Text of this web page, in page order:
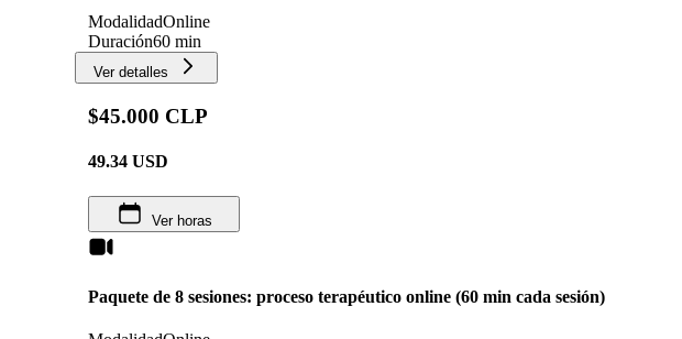
ModalidadOnline
Duración60 min
Ver detalles
$45.000 CLP
49.34 USD
Ver horas
Paquete de 8 sesiones: proceso terapéutico online (60 min cada sesión)